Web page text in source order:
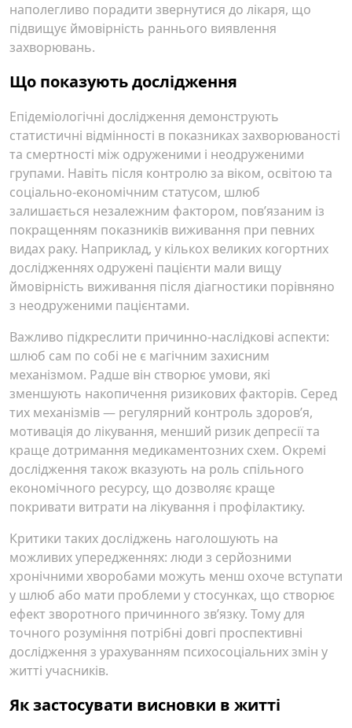
наполегливо порадити звернутися до лікаря, що
підвищує ймовірність раннього виявлення
захворювань.
Що показують дослідження
Епідеміологічні дослідження демонструють
статистичні відмінності в показниках захворюваності
та смертності між одруженими і неодруженими
групами. Навіть після контролю за віком, освітою та
соціально-економічним статусом, шлюб
залишається незалежним фактором, пов’язаним із
покращенням показників виживання при певних
видах раку. Наприклад, у кількох великих когортних
дослідженнях одружені пацієнти мали вищу
ймовірність виживання після діагностики порівняно
з неодруженими пацієнтами.
Важливо підкреслити причинно-наслідкові аспекти:
шлюб сам по собі не є магічним захисним
механізмом. Радше він створює умови, які
зменшують накопичення ризикових факторів. Серед
тих механізмів — регулярний контроль здоров’я,
мотивація до лікування, менший ризик депресії та
краще дотримання медикаментозних схем. Окремі
дослідження також вказують на роль спільного
економічного ресурсу, що дозволяє краще
покривати витрати на лікування і профілактику.
Критики таких досліджень наголошують на
можливих упередженнях: люди з серйозними
хронічними хворобами можуть менш охоче вступати
у шлюб або мати проблеми у стосунках, що створює
ефект зворотного причинного зв’язку. Тому для
точного розуміння потрібні довгі проспективні
дослідження з урахуванням психосоціальних змін у
житті учасників.
Як застосувати висновки в житті